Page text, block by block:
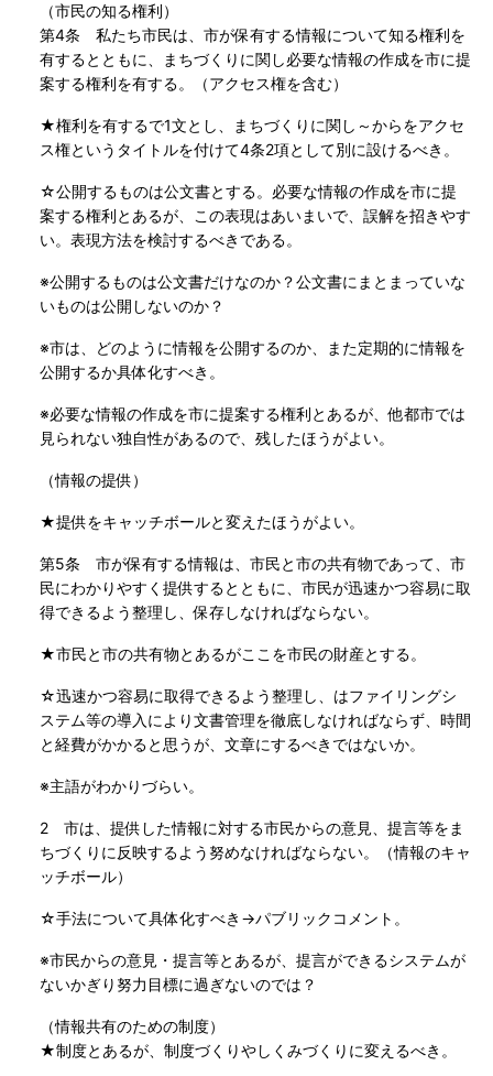
（市民の知る権利）
第4条 私たち市民は、市が保有する情報について知る権利を
有するとともに、まちづくりに関し必要な情報の作成を市に提
案する権利を有する。（アクセス権を含む）
★権利を有するで1文とし、まちづくりに関し～からをアクセ
ス権というタイトルを付けて4条2項として別に設けるべき。
☆公開するものは公文書とする。必要な情報の作成を市に提
案する権利とあるが、この表現はあいまいで、誤解を招きやす
い。表現方法を検討するべきである。
※公開するものは公文書だけなのか？公文書にまとまっていな
いものは公開しないのか？
※市は、どのように情報を公開するのか、また定期的に情報を
公開するか具体化すべき。
※必要な情報の作成を市に提案する権利とあるが、他都市では
見られない独自性があるので、残したほうがよい。
（情報の提供）
★提供をキャッチボールと変えたほうがよい。
第5条 市が保有する情報は、市民と市の共有物であって、市
民にわかりやすく提供するとともに、市民が迅速かつ容易に取
得できるよう整理し、保存しなければならない。
★市民と市の共有物とあるがここを市民の財産とする。
☆迅速かつ容易に取得できるよう整理し、はファイリングシ
ステム等の導入により文書管理を徹底しなければならず、時間
と経費がかかると思うが、文章にするべきではないか。
※主語がわかりづらい。
2 市は、提供した情報に対する市民からの意見、提言等をま
ちづくりに反映するよう努めなければならない。（情報のキャ
ッチボール）
☆手法について具体化すべき→パブリックコメント。
※市民からの意見・提言等とあるが、提言ができるシステムが
ないかぎり努力目標に過ぎないのでは？
（情報共有のための制度）
★制度とあるが、制度づくりやしくみづくりに変えるべき。